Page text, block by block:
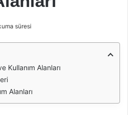
süresi
Kullanım Alanları
Alanları